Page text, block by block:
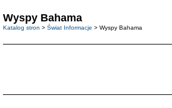
Wyspy Bahama
Katalog stron > Świat Informacje > Wyspy Bahama